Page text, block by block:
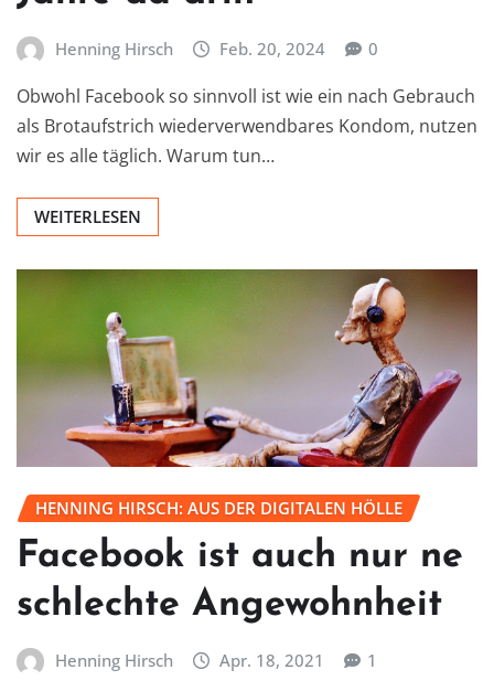
Henning Hirsch Feb. 20, 2024 0
Obwohl Facebook so sinnvoll ist wie ein nach Gebrauch
als Brotaufstrich wiederverwendbares Kondom, nutzen
wir es alle täglich. Warum tun…
WEITERLESEN
HENNING HIRSCH: AUS DER DIGITALEN HÖLLE
Facebook ist auch nur ne
schlechte Angewohnheit
Henning Hirsch Apr. 18, 2021 1